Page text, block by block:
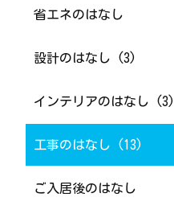
省エネのはなし
設計のはなし (3)
インテリアのはなし (3)
工事のはなし (13)
ご入居後のはなし